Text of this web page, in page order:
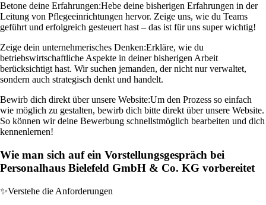
Betone deine Erfahrungen:Hebe deine bisherigen Erfahrungen in der
Leitung von Pflegeeinrichtungen hervor. Zeige uns, wie du Teams
geführt und erfolgreich gesteuert hast – das ist für uns super wichtig!
Zeige dein unternehmerisches Denken:Erkläre, wie du
betriebswirtschaftliche Aspekte in deiner bisherigen Arbeit
berücksichtigt hast. Wir suchen jemanden, der nicht nur verwaltet,
sondern auch strategisch denkt und handelt.
Bewirb dich direkt über unsere Website:Um den Prozess so einfach
wie möglich zu gestalten, bewirb dich bitte direkt über unsere Website.
So können wir deine Bewerbung schnellstmöglich bearbeiten und dich
kennenlernen!
Wie man sich auf ein Vorstellungsgespräch bei
Personalhaus Bielefeld GmbH & Co. KG vorbereitet
✨Verstehe die Anforderungen